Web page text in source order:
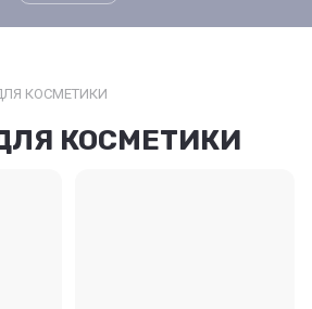
КОСМЕТИКИ
КОСМЕТИКИ